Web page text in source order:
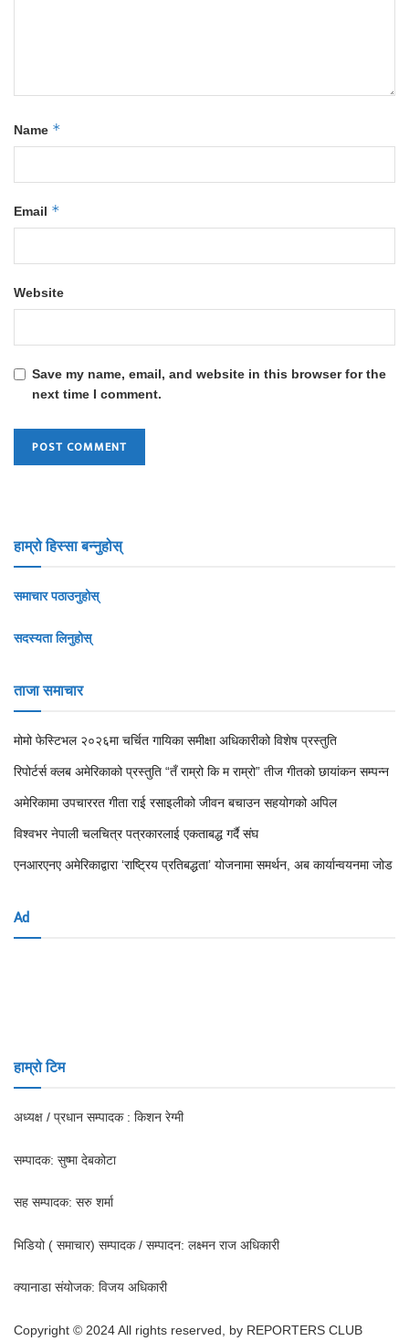
Name *
Email *
Website
Save my name, email, and website in this browser for the
next time I comment.
हाम्रो हिस्सा बन्नुहोस्
समाचार पठाउनुहोस्
सदस्यता लिनुहोस्
ताजा समाचार
मोमो फेस्टिभल २०२६मा चर्चित गायिका समीक्षा अधिकारीको विशेष प्रस्तुति
रिपोर्टर्स क्लब अमेरिकाको प्रस्तुति “तँ राम्रो कि म राम्रो” तीज गीतको छायांकन सम्पन्न
अमेरिकामा उपचाररत गीता राई रसाइलीको जीवन बचाउन सहयोगको अपिल
विश्वभर नेपाली चलचित्र पत्रकारलाई एकताबद्ध गर्दै संघ
एनआरएनए अमेरिकाद्वारा ‘राष्ट्रिय प्रतिबद्धता’ योजनामा समर्थन, अब कार्यान्वयनमा जोड
Ad
हाम्रो टिम
अध्यक्ष / प्रधान सम्पादक : किशन रेग्मी
सम्पादक: सुष्मा देबकोटा
सह सम्पादक: सरु शर्मा
भिडियो ( समाचार) सम्पादक / सम्पादन: लक्ष्मन राज अधिकारी
क्यानाडा संयोजक: विजय अधिकारी
Copyright © 2024 All rights reserved, by REPORTERS CLUB